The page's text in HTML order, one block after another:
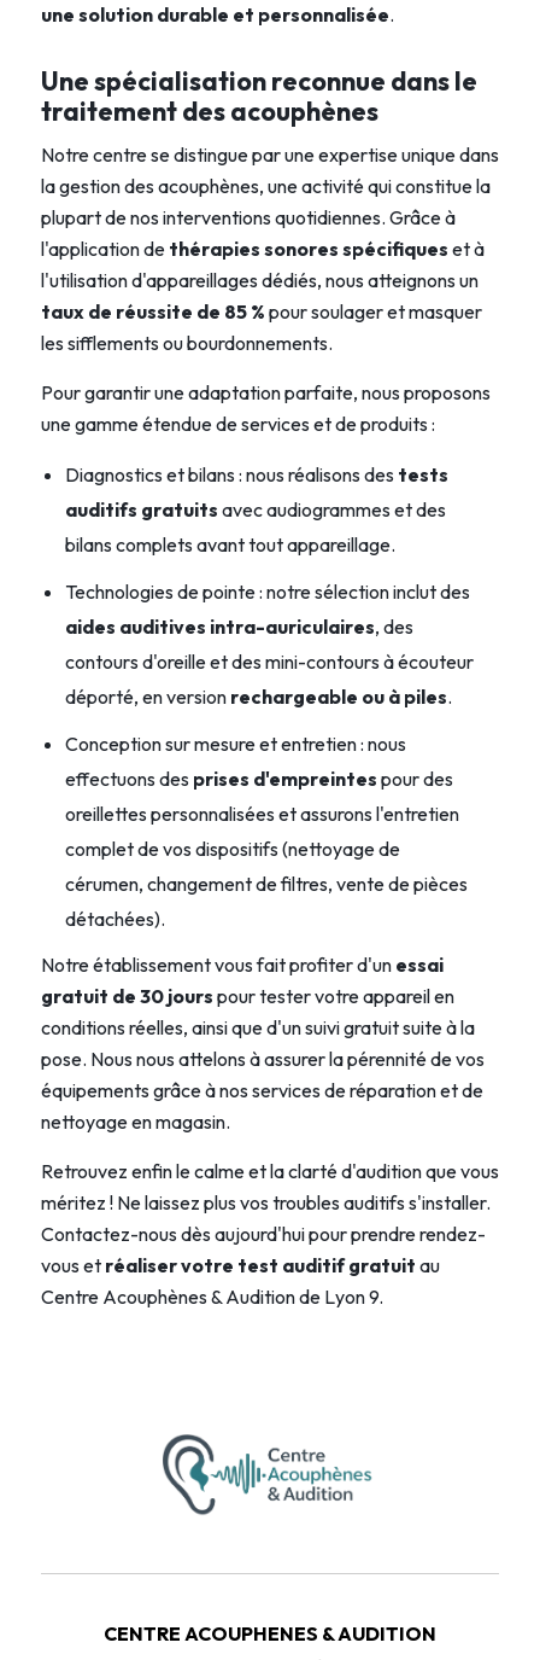
une solution durable et personnalisée.
Une spécialisation reconnue dans le
traitement des acouphènes
Notre centre se distingue par une expertise unique dans
la gestion des acouphènes, une activité qui constitue la
plupart de nos interventions quotidiennes. Grâce à
l'application de thérapies sonores spécifiques et à
l'utilisation d'appareillages dédiés, nous atteignons un
taux de réussite de 85 % pour soulager et masquer
les sifflements ou bourdonnements.
Pour garantir une adaptation parfaite, nous proposons
une gamme étendue de services et de produits :
Diagnostics et bilans : nous réalisons des tests
auditifs gratuits avec audiogrammes et des
bilans complets avant tout appareillage.
Technologies de pointe : notre sélection inclut des
aides auditives intra-auriculaires, des
contours d'oreille et des mini-contours à écouteur
déporté, en version rechargeable ou à piles.
Conception sur mesure et entretien : nous
effectuons des prises d'empreintes pour des
oreillettes personnalisées et assurons l'entretien
complet de vos dispositifs (nettoyage de
cérumen, changement de filtres, vente de pièces
détachées).
Notre établissement vous fait profiter d'un essai
gratuit de 30 jours pour tester votre appareil en
conditions réelles, ainsi que d'un suivi gratuit suite à la
pose. Nous nous attelons à assurer la pérennité de vos
équipements grâce à nos services de réparation et de
nettoyage en magasin.
Retrouvez enfin le calme et la clarté d'audition que vous
méritez ! Ne laissez plus vos troubles auditifs s'installer.
Contactez-nous dès aujourd'hui pour prendre rendez-
vous et réaliser votre test auditif gratuit au
Centre Acouphènes & Auditionde Lyon 9.
CENTRE ACOUPHENES & AUDITION